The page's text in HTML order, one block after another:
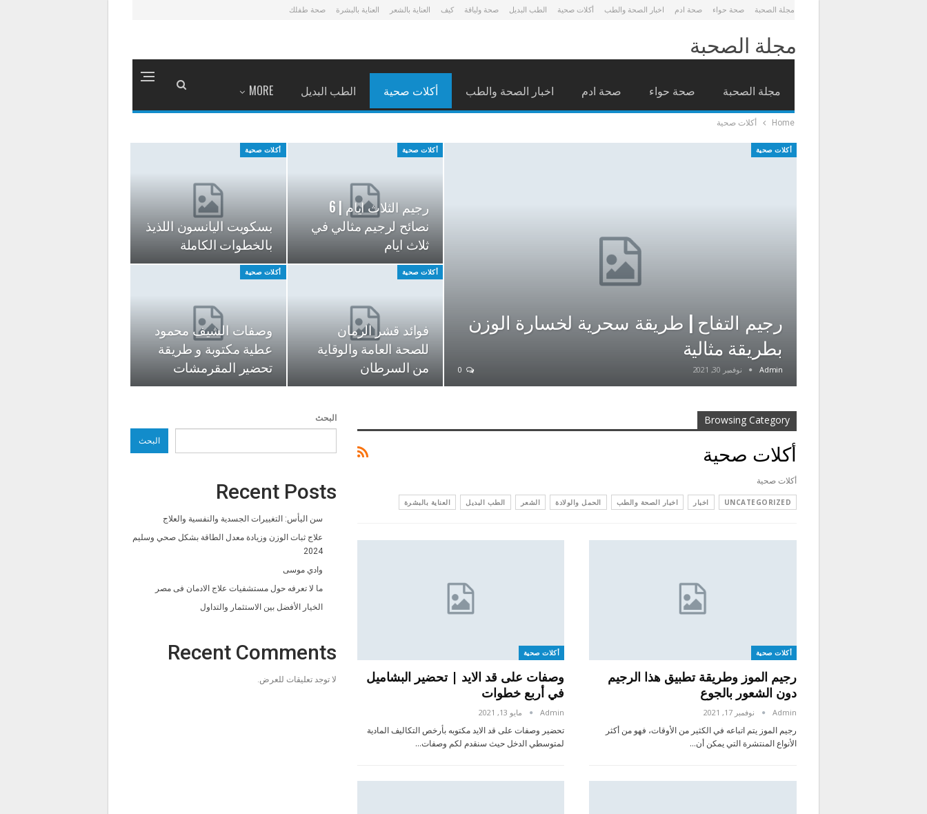
مجلة الصحبة صحة حواء صحة ادم اخبار الصحة والطب أكلات صحية الطب البديل صحة ولياقة كيف العناية بالشعر العناية بالبشرة صحة طفلك
مجلة الصحبة
مجلة الصحبة صحة حواء صحة ادم اخبار الصحة والطب أكلات صحية الطب البديل MORE
Home أكلات صحية
أكلات صحية
رجيم التفاح | طريقة سحرية لخسارة الوزن
بطريقة مثالية
Admin نوفمبر 30, 2021
أكلات صحية
رجيم الثلاث ايام | 6
نصائح لرجيم مثالي في
ثلاث ايام
أكلات صحية
بسكويت اليانسون اللذيذ
بالخطوات الكاملة
أكلات صحية
فوائد قشر الرمان
للصحة العامة والوقاية
من السرطان
أكلات صحية
وصفات الشيف محمود
عطية مكتوبة و طريقة
تحضير المقرمشات
Browsing Category
أكلات صحية
أكلات صحية
UNCATEGORIZED اخبار اخبار الصحة والطب الحمل والولادة الشعر الطب البديل العناية بالبشرة
أكلات صحية
رجيم الموز وطريقة تطبيق هذا الرجيم
دون الشعور بالجوع
Admin نوفمبر 17, 2021
رجيم الموز يتم اتباعه في الكثير من الأوقات، فهو من أكثر
الأنواع المنتشرة التي يمكن أن…
أكلات صحية
وصفات على قد الايد | تحضير البشاميل
في أربع خطوات
Admin مايو 13, 2021
تحضير وصفات على قد الايد مكتوبه بأرخص التكاليف المادية
لمتوسطي الدخل حيث سنقدم لكم وصفات…
البحث
البحث
Recent Posts
سن اليأس: التغييرات الجسدية والنفسية والعلاج
علاج ثبات الوزن وزيادة معدل الطاقة بشكل صحي وسليم
2024
وادي موسى
ما لا تعرفه حول مستشفيات علاج الادمان فى مصر
الخيار الأفضل بين الاستثمار والتداول
Recent Comments
لا توجد تعليقات للعرض.